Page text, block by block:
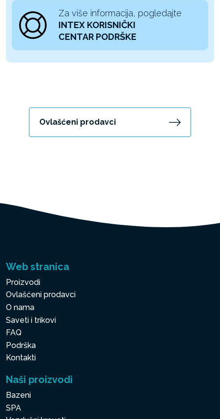
Za više informacija, pogledajte
INTEX KORISNIČKI
CENTAR PODRŠKE
Ovlašćeni prodavci
Web stranica
Proizvodi
Ovlašćeni prodavci
O nama
Saveti i trikovi
FAQ
Podrška
Kontakti
Naši proizvodi
Bazeni
SPA